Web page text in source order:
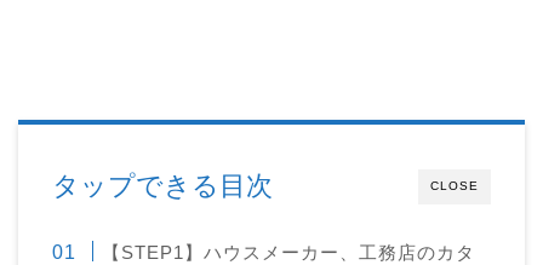
CLOSE
タップできる目次
【STEP1】ハウスメーカー、工務店のカタ